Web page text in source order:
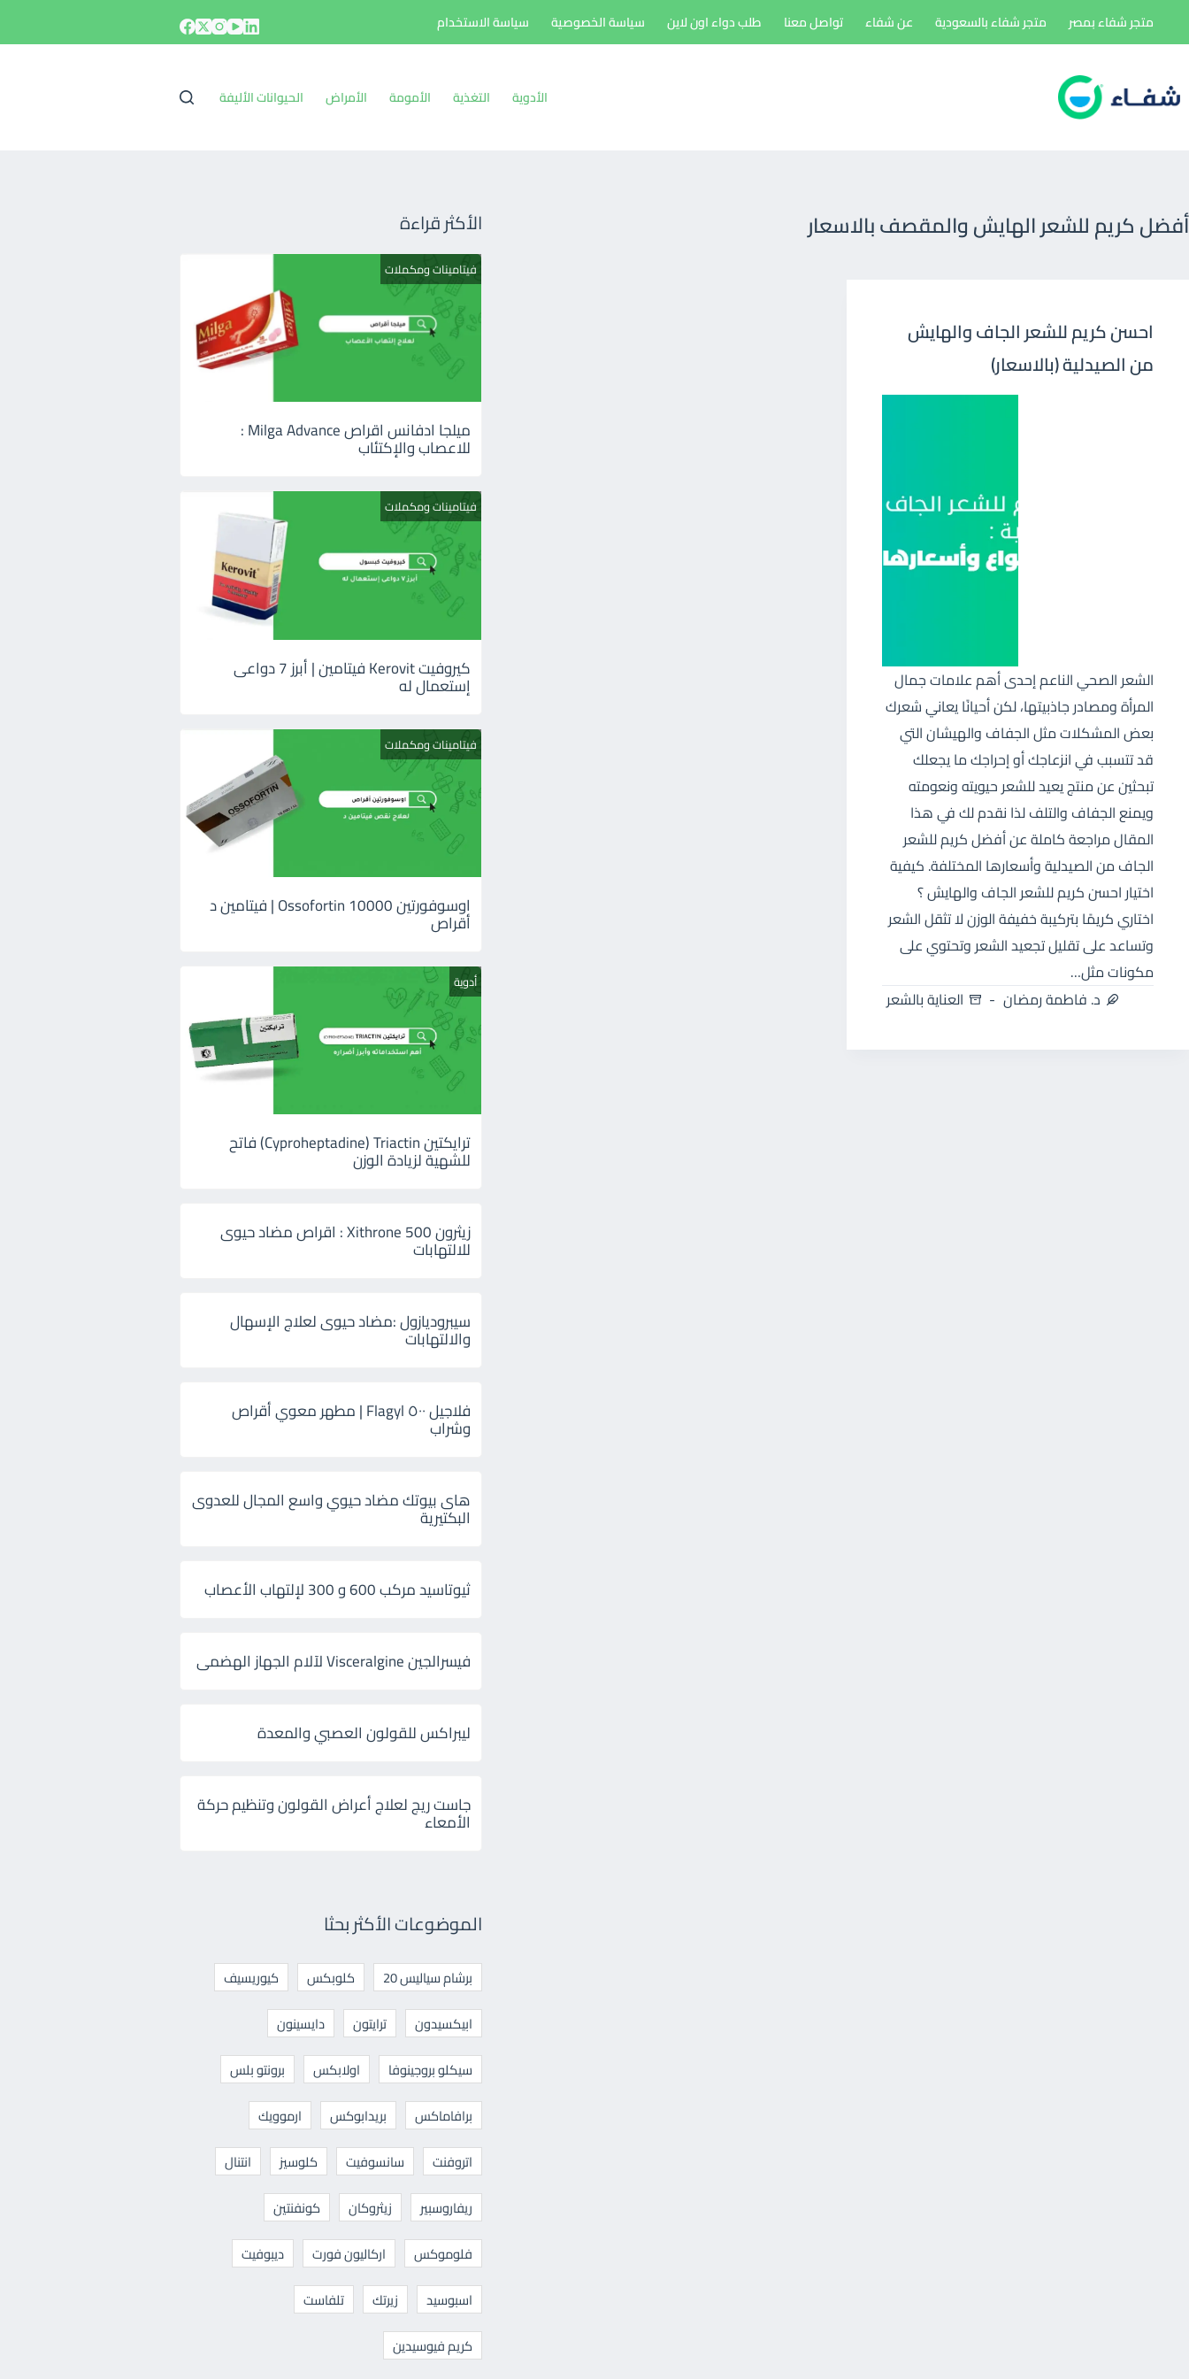
إلى
متجر شفاء بمصر متجر شفاء بالسعودية عن شفاء تواصل معنا طلب دواء اون لاين سياسة الخصوصية سياسة الاستخدام
الأدوية التغذية الأمومة الأمراض الحيوانات الأليفة
أفضل كريم للشعر الهايش والمقصف بالاسعار
احسن كريم للشعر الجاف والهايش
من الصيدلية (بالاسعار)
الشعر الصحي الناعم إحدى أهم علامات جمال
المرأة ومصادر جاذبيتها، لكن أحيانًا يعاني شعرك
بعض المشكلات مثل الجفاف والهيشان التي
قد تتسبب في انزعاجك أو إحراجك ما يجعلك
تبحثين عن منتج يعيد للشعر حيويته ونعومته
ويمنع الجفاف والتلف لذا نقدم لك في هذا
المقال مراجعة كاملة عن أفضل كريم للشعر
الجاف من الصيدلية وأسعارها المختلفة. كيفية
اختيار احسن كريم للشعر الجاف والهايش ؟
اختاري كريمًا بتركيبة خفيفة الوزن لا تثقل الشعر
وتساعد على تقليل تجعيد الشعر وتحتوي على
مكونات مثل…
د. فاطمة رمضان
العناية بالشعر
الأكثر قراءة
فيتامينات ومكملات
ميلجا ادفانس اقراص Milga Advance :
للاعصاب والإكتئاب
فيتامينات ومكملات
كيروفيت Kerovit فيتامين | أبرز 7 دواعى
إستعمال له
فيتامينات ومكملات
اوسوفورتين 10000 Ossofortin | فيتامين د
أقراص
أدوية
ترايكتين Cyproheptadine) Triactin) فاتح
للشهية لزيادة الوزن
زيثرون 500 Xithrone : اقراص مضاد حيوى
للالتهابات
سيبروديازول :مضاد حيوى لعلاج الإسهال
والالتهابات
فلاجيل ٥٠٠ Flagyl | مطهر معوي أقراص
وشراب
هاى بيوتك مضاد حيوي واسع المجال للعدوى
البكتيرية
ثيوتاسيد مركب 600 و 300 لإلتهاب الأعصاب
فيسرالجين Visceralgine لآلام الجهاز الهضمى
ليبراكس للقولون العصبي والمعدة
جاست ريج لعلاج أعراض القولون وتنظيم حركة
الأمعاء
الموضوعات الأكثر بحثا
برشام سياليس 20 كلوبكس
كيوريسيف
ابيكسيدون
ترايتون
دايسينون
سيكلو بروجينوفا
اولابكس
برونتو بلس
برافاماكس
بريدابوكس
ارموويك
اتروفنت
سانسوفيت كلوسيز
انتنال
ريفاروسبير
زيثروكان
كونفنتين
فلوموكس
اركاليون فورت
ديبوفيت
اسبوسيد
زيرتك
تلفاست
كريم فيوسيدين